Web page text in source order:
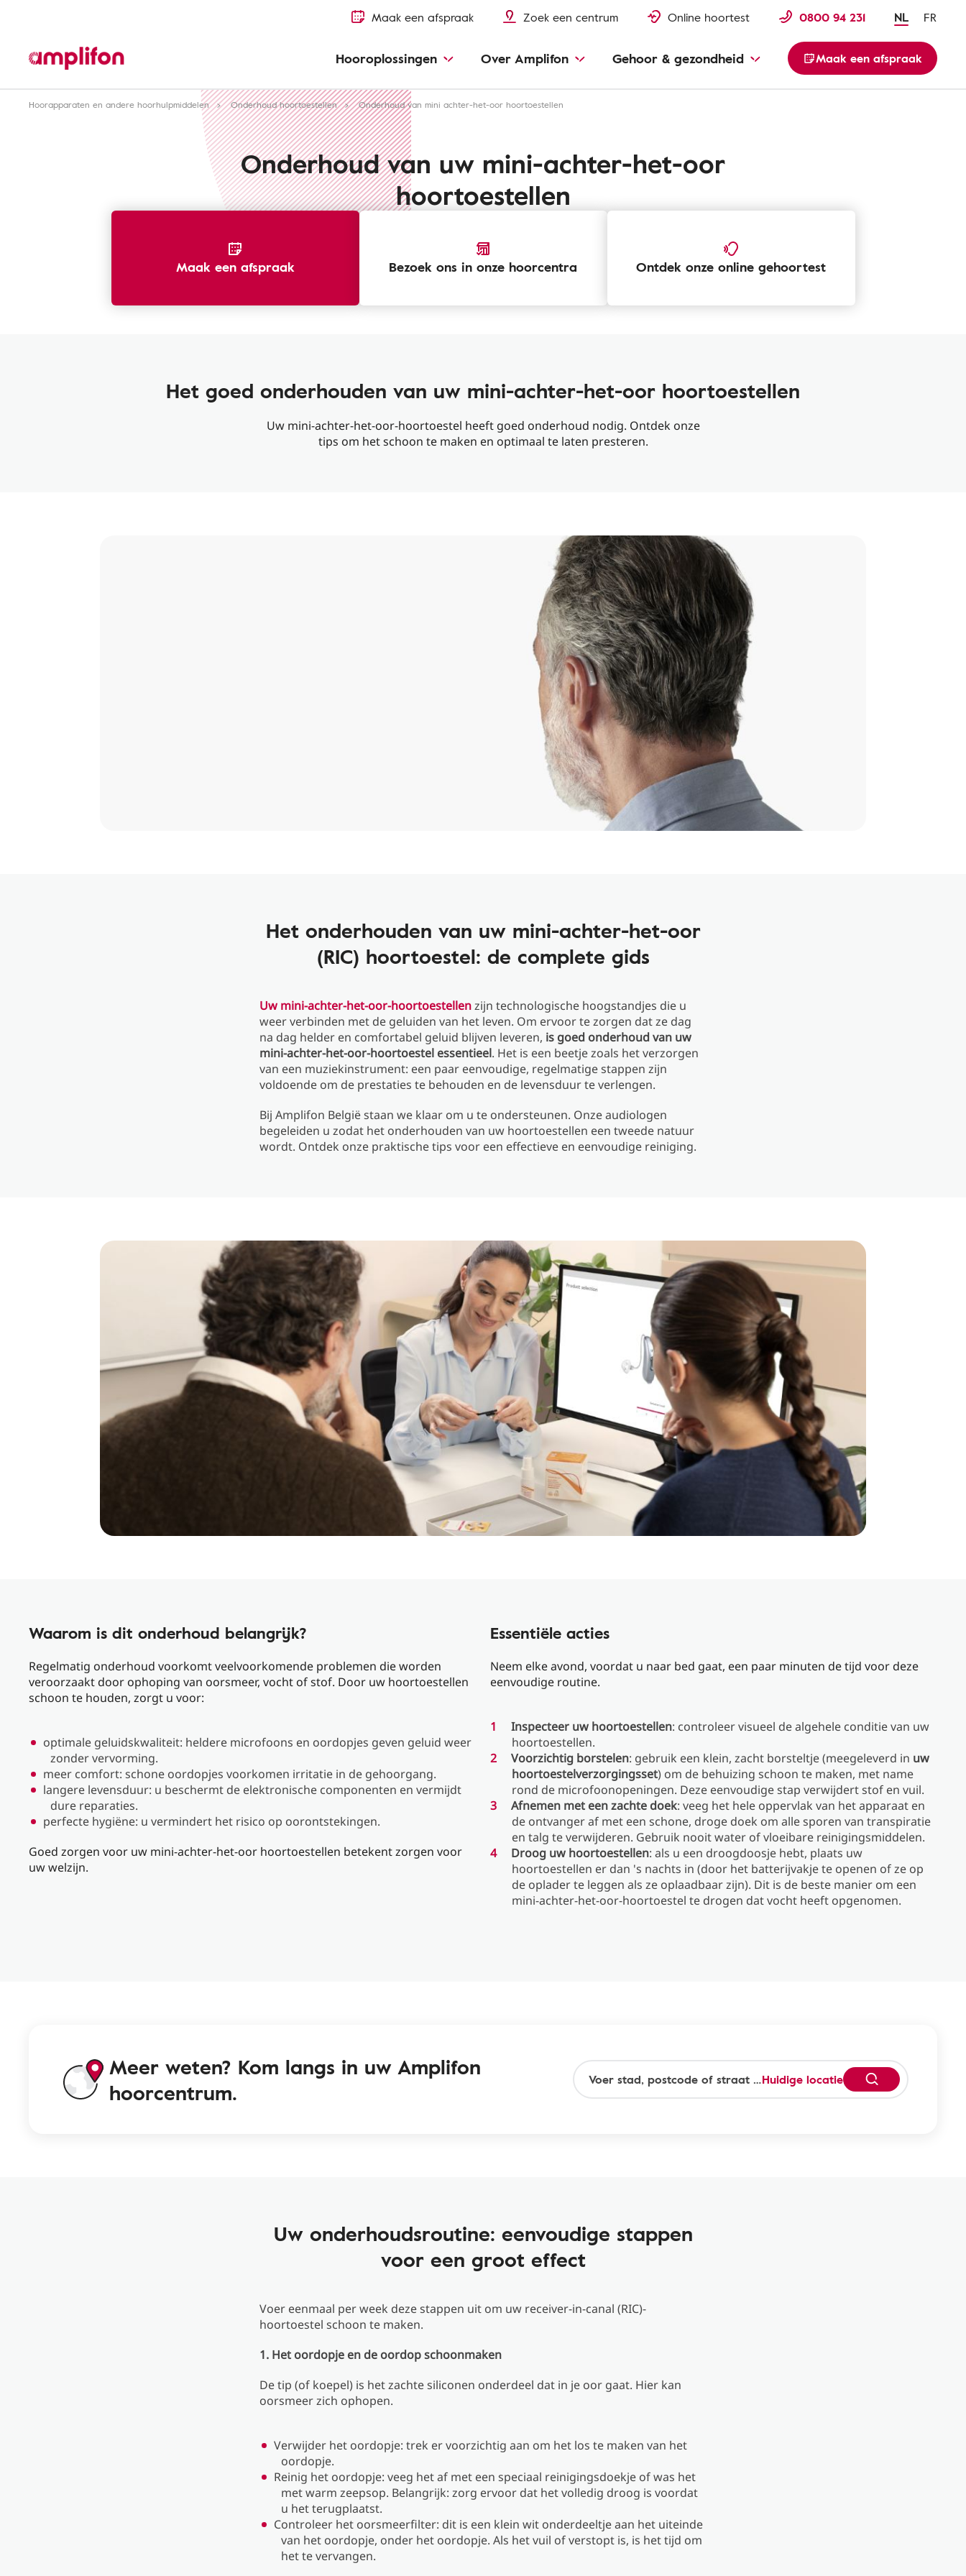
Maak een afspraak Zoek een centrum Online hoortest 0800 94 231 NL FR
Hooroplossingen Over Amplifon Gehoor & gezondheid Maak een afspraak
Hoorapparaten en andere hoorhulpmiddelen Onderhoud hoortoestellen Onderhoud van mini achter-het-oor hoortoestellen
Onderhoud van uw mini-achter-het-oor
hoortoestellen
Maak een afspraak Bezoek ons ​​in onze hoorcentra Ontdek onze online gehoortest
Het goed onderhouden van uw mini-achter-het-oor hoortoestellen
Uw mini-achter-het-oor-hoortoestel heeft goed onderhoud nodig. Ontdek onze
tips om het schoon te maken en optimaal te laten presteren.
Het onderhouden van uw mini-achter-het-oor
(RIC) hoortoestel: de complete gids
Uw mini-achter-het-oor-hoortoestellenzijn technologische hoogstandjes die u
weer verbinden met de geluiden van het leven. Om ervoor te zorgen dat ze dag
na dag helder en comfortabel geluid blijven leveren, is goed onderhoud van uw
mini-achter-het-oor-hoortoestel essentieel. Het is een beetje zoals het verzorgen
van een muziekinstrument: een paar eenvoudige, regelmatige stappen zijn
voldoende om de prestaties te behouden en de levensduur te verlengen.
Bij Amplifon België staan ​​we klaar om u te ondersteunen. Onze audiologen
begeleiden u zodat het onderhouden van uw hoortoestellen een tweede natuur
wordt. Ontdek onze praktische tips voor een effectieve en eenvoudige reiniging.
Waarom is dit onderhoud belangrijk?
Regelmatig onderhoud voorkomt veelvoorkomende problemen die worden
veroorzaakt door ophoping van oorsmeer, vocht of stof. Door uw hoortoestellen
schoon te houden, zorgt u voor:
optimale geluidskwaliteit: heldere microfoons en oordopjes geven geluid weer
zonder vervorming.
meer comfort: schone oordopjes voorkomen irritatie in de gehoorgang.
langere levensduur: u beschermt de elektronische componenten en vermijdt
dure reparaties.
perfecte hygiëne: u vermindert het risico op oorontstekingen.
Goed zorgen voor uw mini-achter-het-oor hoortoestellen betekent zorgen voor
uw welzijn.
Essentiële acties
Neem elke avond, voordat u naar bed gaat, een paar minuten de tijd voor deze
eenvoudige routine.
Inspecteer uw hoortoestellen: controleer visueel de algehele conditie van uw
hoortoestellen.
Voorzichtig borstelen: gebruik een klein, zacht borsteltje (meegeleverd in uw
hoortoestelverzorgingsset) om de behuizing schoon te maken, met name
rond de microfoonopeningen. Deze eenvoudige stap verwijdert stof en vuil.
Afnemen met een zachte doek: veeg het hele oppervlak van het apparaat en
de ontvanger af met een schone, droge doek om alle sporen van transpiratie
en talg te verwijderen. Gebruik nooit water of vloeibare reinigingsmiddelen.
Droog uw hoortoestellen: als u een droogdoosje hebt, plaats uw
hoortoestellen er dan 's nachts in (door het batterijvakje te openen of ze op
de oplader te leggen als ze oplaadbaar zijn). Dit is de beste manier om een ​​
mini-achter-het-oor-hoortoestel te drogen dat vocht heeft opgenomen.
Meer weten? Kom langs in uw Amplifon
hoorcentrum.
Huidige locatie
Uw onderhoudsroutine: eenvoudige stappen
voor een groot effect
Voer eenmaal per week deze stappen uit om uw receiver-in-canal (RIC)-
hoortoestel schoon te maken.
1. Het oordopje en de oordop schoonmaken
De tip (of koepel) is het zachte siliconen onderdeel dat in je oor gaat. Hier kan
oorsmeer zich ophopen.
Verwijder het oordopje: trek er voorzichtig aan om het los te maken van het
oordopje.
Reinig het oordopje: veeg het af met een speciaal reinigingsdoekje of was het
met warm zeepsop. Belangrijk: zorg ervoor dat het volledig droog is voordat
u het terugplaatst.
Controleer het oorsmeerfilter: dit is een klein wit onderdeeltje aan het uiteinde
van het oordopje, onder het oordopje. Als het vuil of verstopt is, is het tijd om
het te vervangen.